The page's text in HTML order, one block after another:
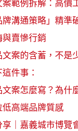
案範例拆解：高價
牌溝通策略」精準
與賣慘行銷
文案的含蓄，不是
件事：
文案怎麼寫？為什
低高端品牌質感
享｜嘉義城市博覽